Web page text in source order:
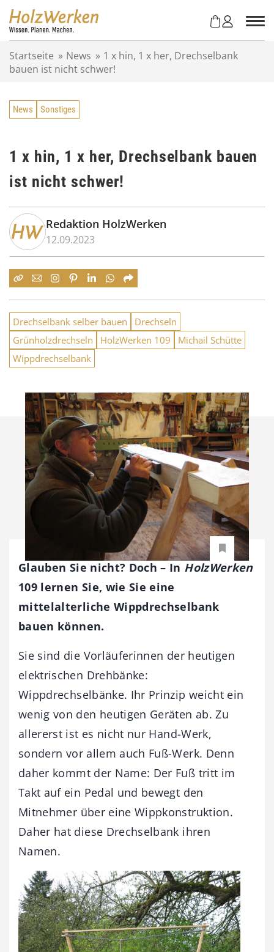
Startseite » News » 1 x hin, 1 x her, Drechselbank
bauen ist nicht schwer!
News Sonstiges
1 x hin, 1 x her, Drechselbank bauen
ist nicht schwer!
Redaktion HolzWerken
12.09.2023
Drechselbank selber bauen
Drechseln
Grünholzdrechseln
HolzWerken 109
Michail Schütte
Wippdrechselbank
Glauben Sie nicht? Doch – In HolzWerken
109 lernen Sie, wie Sie eine
mittelalterliche Wippdrechselbank
bauen können.
Sie sind die Vorläuferinnen der heutigen
elektrischen Drehbänke:
Wippdrechselbänke. Ihr Prinzip weicht ein
wenig von den heutigen Geräten ab. Zu
allererst ist es nicht nur Hand-Werk,
sondern vor allem auch Fuß-Werk. Denn
daher kommt der Name: Der Fuß tritt im
Takt auf ein Pedal und bewegt den
Mitnehmer über eine Wippkonstruktion.
Daher hat diese Drechselbank ihren
Namen.